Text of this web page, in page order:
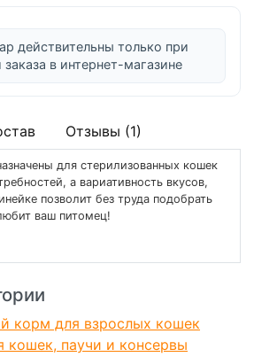
действительны только при
в интернет-магазине
Отзывы (1)
для стерилизованных кошек
а вариативность вкусов,
позволит без труда подобрать
ваш питомец!
корм для взрослых кошек
паучи и консервы